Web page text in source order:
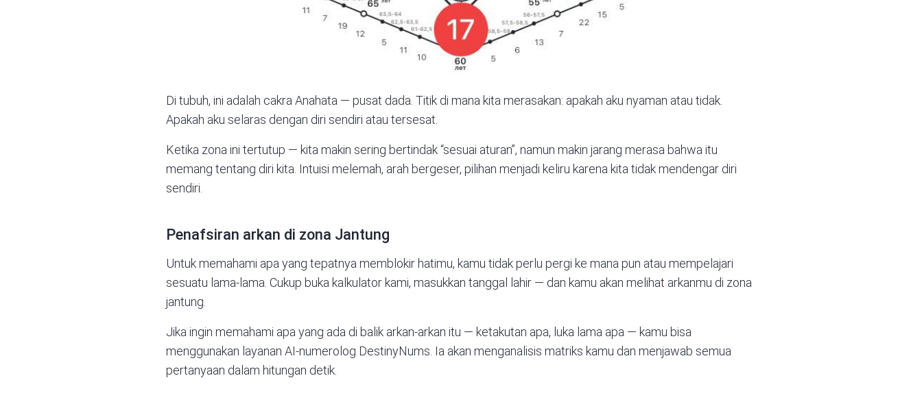
Di tubuh, ini adalah cakra Anahata — pusat dada. Titik di mana kita merasakan: apakah aku nyaman atau tidak.
Apakah aku selaras dengan diri sendiri atau tersesat.
Ketika zona ini tertutup — kita makin sering bertindak “sesuai aturan”, namun makin jarang merasa bahwa itu
memang tentang diri kita. Intuisi melemah, arah bergeser, pilihan menjadi keliru karena kita tidak mendengar diri
sendiri.
Penafsiran arkan di zona Jantung
Untuk memahami apa yang tepatnya memblokir hatimu, kamu tidak perlu pergi ke mana pun atau mempelajari
sesuatu lama-lama. Cukup buka kalkulator kami, masukkan tanggal lahir — dan kamu akan melihat arkanmu di zona
jantung.
Jika ingin memahami apa yang ada di balik arkan-arkan itu — ketakutan apa, luka lama apa — kamu bisa
menggunakan layanan AI-numerolog DestinyNums . Ia akan menganalisis matriks kamu dan menjawab semua
pertanyaan dalam hitungan detik.